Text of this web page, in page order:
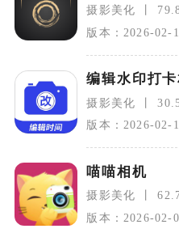
摄影美化
版本：2026-02-
编辑水印打
摄影美化
版本：2026-02-
喵喵相机
摄影美化
版本：2026-02-